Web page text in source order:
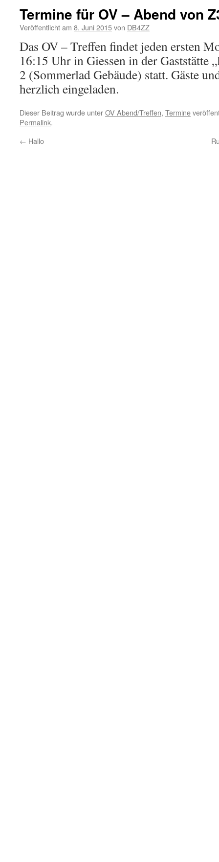
Termine für OV – Abend von
Veröffentlicht am 8. Juni 2015von DB4ZZ
Das OV – Treffen findet jeden ersten
16:15 Uhr in Giessen in der Gaststätte
2 (Sommerlad Gebäude) statt. Gäste
herzlich eingeladen.
Dieser Beitrag wurde unterOV Abend/Treffen, Termine
Permalink.
← Hallo